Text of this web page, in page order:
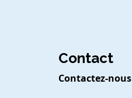
Contact
Contactez-nous